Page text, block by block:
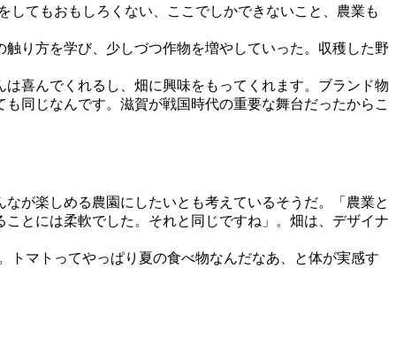
てもおもしろくない、ここでしかできないこと、農業も
り方を学び、少しづつ作物を増やしていった。収穫した野
喜んでくれるし、畑に興味をもってくれます。ブランド物
同じなんです。滋賀が戦国時代の重要な舞台だったからこ
が楽しめる農園にしたいとも考えているそうだ。「農業と
とには柔軟でした。それと同じですね」。畑は、デザイナ
マトってやっぱり夏の食べ物なんだなあ、と体が実感す